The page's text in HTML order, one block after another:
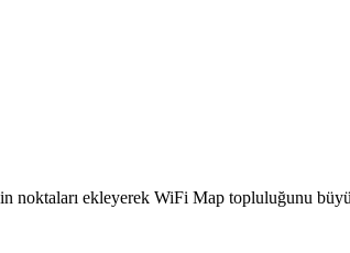
ekleyerek WiFi Map topluluğunu